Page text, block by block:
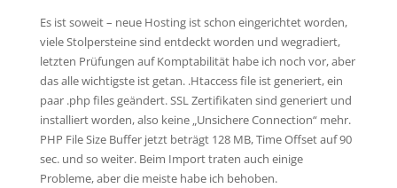
Es ist soweit – neue Hosting ist schon eingerichtet worden,
viele Stolpersteine sind entdeckt worden und wegradiert,
letzten Prüfungen auf Komptabilität habe ich noch vor, aber
das alle wichtigste ist getan. .Htaccess file ist generiert, ein
paar .php files geändert. SSL Zertifikaten sind generiert und
installiert worden, also keine „Unsichere Connection“ mehr.
PHP File Size Buffer jetzt beträgt 128 MB, Time Offset auf 90
sec. und so weiter. Beim Import traten auch einige
Probleme, aber die meiste habe ich behoben.